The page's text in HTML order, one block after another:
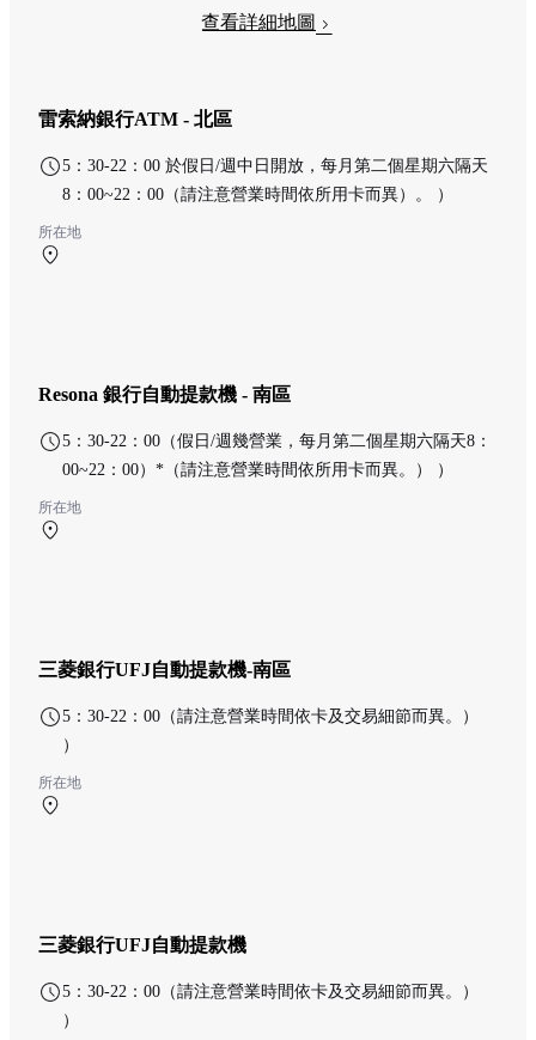
查看詳細地圖
雷索納銀行ATM - 北區
5：30-22：00 於假日/週中日開放，每月第二個星期六隔天
8：00~22：00（請注意營業時間依所用卡而異）。 ）
所在地
Resona 銀行自動提款機 - 南區
5：30-22：00（假日/週幾營業，每月第二個星期六隔天8：
00~22：00）*（請注意營業時間依所用卡而異。） ）
所在地
三菱銀行UFJ自動提款機-南區
5：30-22：00（請注意營業時間依卡及交易細節而異。）
）
所在地
三菱銀行UFJ自動提款機
5：30-22：00（請注意營業時間依卡及交易細節而異。）
）